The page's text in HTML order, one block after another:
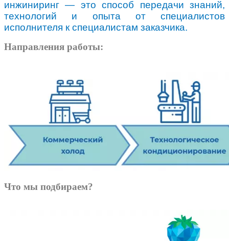
инжиниринг — это способ передачи знаний,
технологий и опыта от специалистов
исполнителя к специалистам заказчика.
Направления работы:
Что мы подбираем?